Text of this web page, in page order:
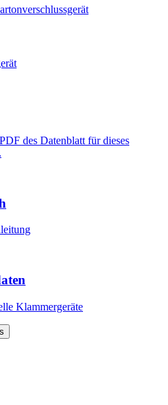
des Datenblatt für dieses
Klammergeräte